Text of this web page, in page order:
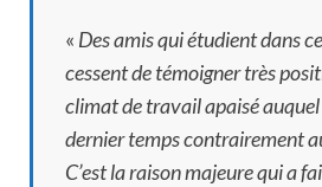
« Des amis qui étudient dans
cessent de témoigner très
climat de travail apaisé
dernier temps contrairement
C’est la raison majeure qui a